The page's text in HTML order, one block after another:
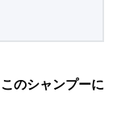
このシャンプーに